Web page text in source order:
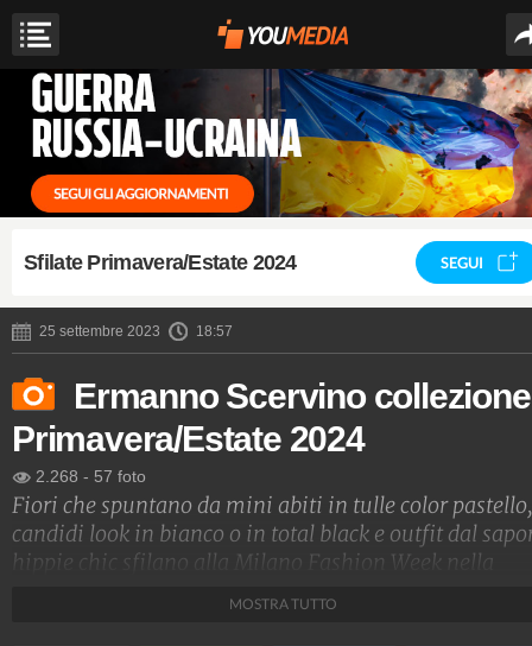
Sfilate Primavera/Estate 2024 SEGUI
25 settembre 2023 18:57
Ermanno Scervino collezione
Primavera/Estate 2024
2.268 - 57 foto
Fiori che spuntano da mini abiti in tulle color pastello,
candidi look in bianco o in total black e outfit dal
hippie chic sfilano alla Milano Fashion Week nella
Stile e trend
MOSTRA TUTTO